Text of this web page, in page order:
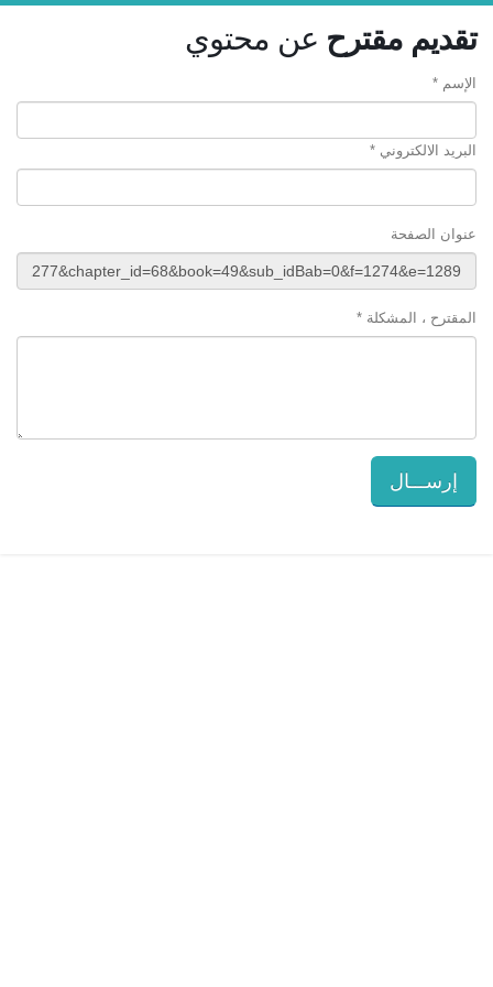
تقديم مقترح عن محتوي
الإسم *
البريد الالكتروني *
عنوان الصفحة
المقترح ، المشكلة *